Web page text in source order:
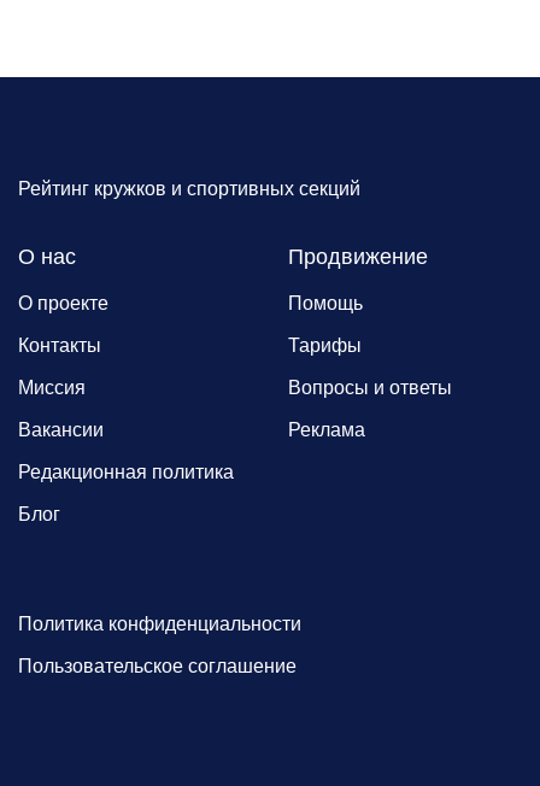
Рейтинг кружков и спортивных секций
О нас
О проекте
Контакты
Миссия
Вакансии
Редакционная политика
Блог
Продвижение
Помощь
Тарифы
Вопросы и ответы
Реклама
Политика конфиденциальности
Пользовательское соглашение